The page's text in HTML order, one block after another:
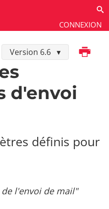
CONNEXION
Version 6.6Imprimer
Gestion de l'envoi de mail
d'envoi
définis pour
l'envoi de mail"